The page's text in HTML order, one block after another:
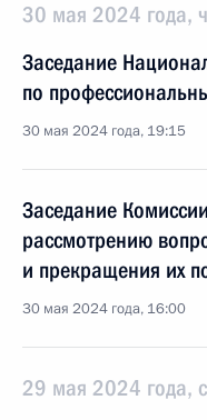
30 мая 2024 года,
Заседание
по
30 мая 2024 года, 19:15
Заседание
рассмотрению
и прекращения их
30 мая 2024 года, 16:00
29 мая 2024 года,